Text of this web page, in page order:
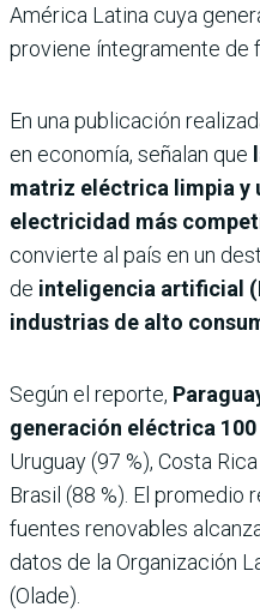
América Latina cuya
proviene íntegramente de
En una publicación
en economía, señalan que
matriz eléctrica limpia y
electricidad más
convierte al país en un
de inteligencia artificial
industrias de alto
Según el reporte,
generación eléctrica
Uruguay (97 %), Costa
Brasil (88 %). El promedio
fuentes renovables
datos de la Organización
(Olade).